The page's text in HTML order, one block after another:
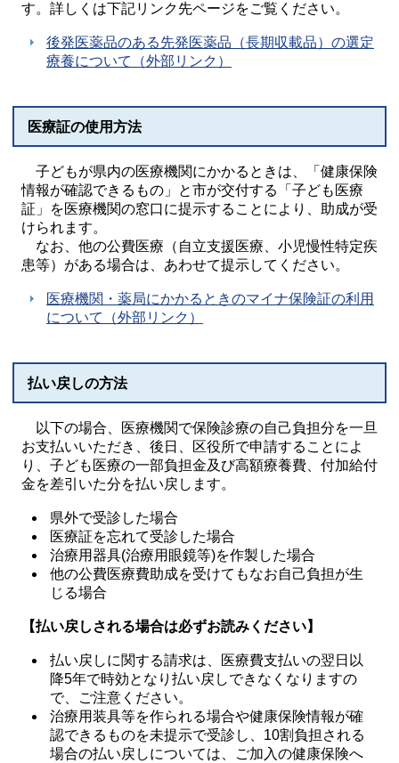
す。詳しくは下記リンク先ページをご覧ください。
後発医薬品のある先発医薬品（長期収載品）の選定
療養について（外部リンク）
医療証の使用方法
子どもが県内の医療機関にかかるときは、「健康保険
情報が確認できるもの」と市が交付する「子ども医療
証」を医療機関の窓口に提示することにより、助成が受
けられます。
なお、他の公費医療（自立支援医療、小児慢性特定疾
患等）がある場合は、あわせて提示してください。
医療機関・薬局にかかるときのマイナ保険証の利用
について（外部リンク）
払い戻しの方法
以下の場合、医療機関で保険診療の自己負担分を一旦
お支払いいただき、後日、区役所で申請することによ
り、子ども医療の一部負担金及び高額療養費、付加給付
金を差引いた分を払い戻します。
県外で受診した場合
医療証を忘れて受診した場合
治療用器具(治療用眼鏡等)を作製した場合
他の公費医療費助成を受けてもなお自己負担が生
じる場合
【払い戻しされる場合は必ずお読みください】
払い戻しに関する請求は、医療費支払いの翌日以
降5年で時効となり払い戻しできなくなりますの
で、ご注意ください。
治療用装具等を作られる場合や健康保険情報が確
認できるものを未提示で受診し、10割負担される
場合の払い戻しについては、ご加入の健康保険へ